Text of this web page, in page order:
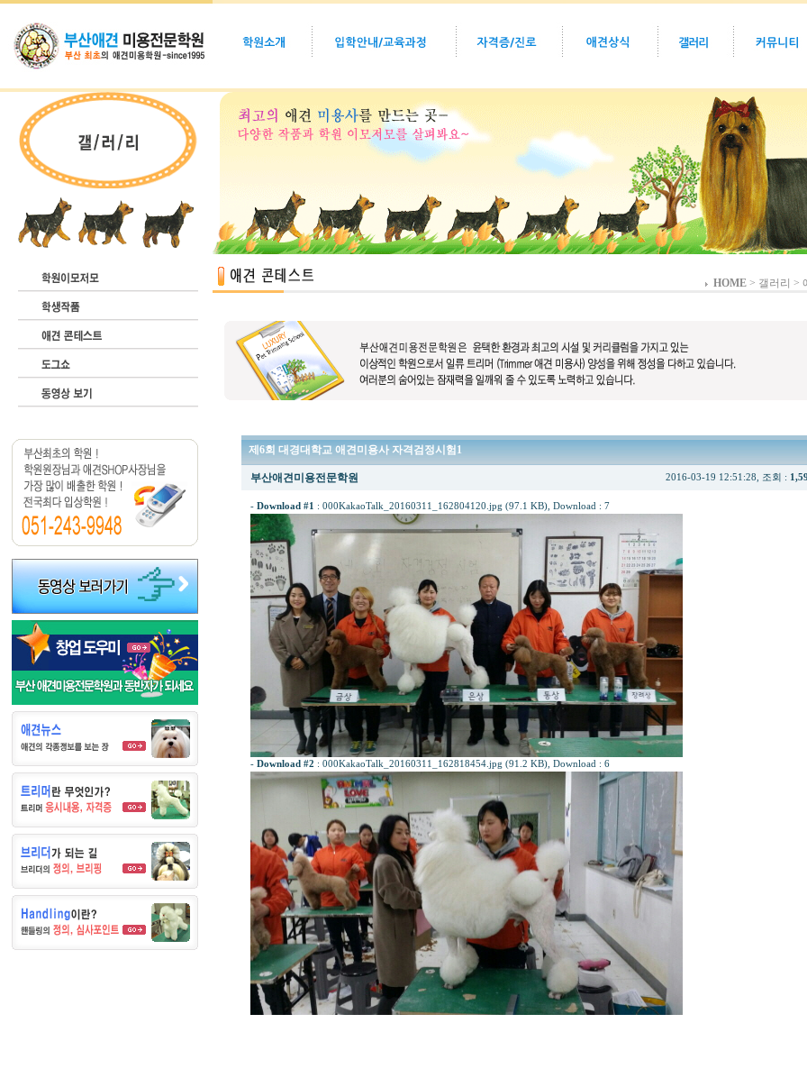
HOME > 갤러리 >
제6회 대경대학교 애견미용사 자격검정시험1
부산애견미용전문학원 2016-03-19 12:51:28, 조회 :
- Download #1 : 000KakaoTalk_20160311_162804120.jpg (97.1 KB), Download : 7
- Download #2 : 000KakaoTalk_20160311_162818454.jpg (91.2 KB), Download : 6